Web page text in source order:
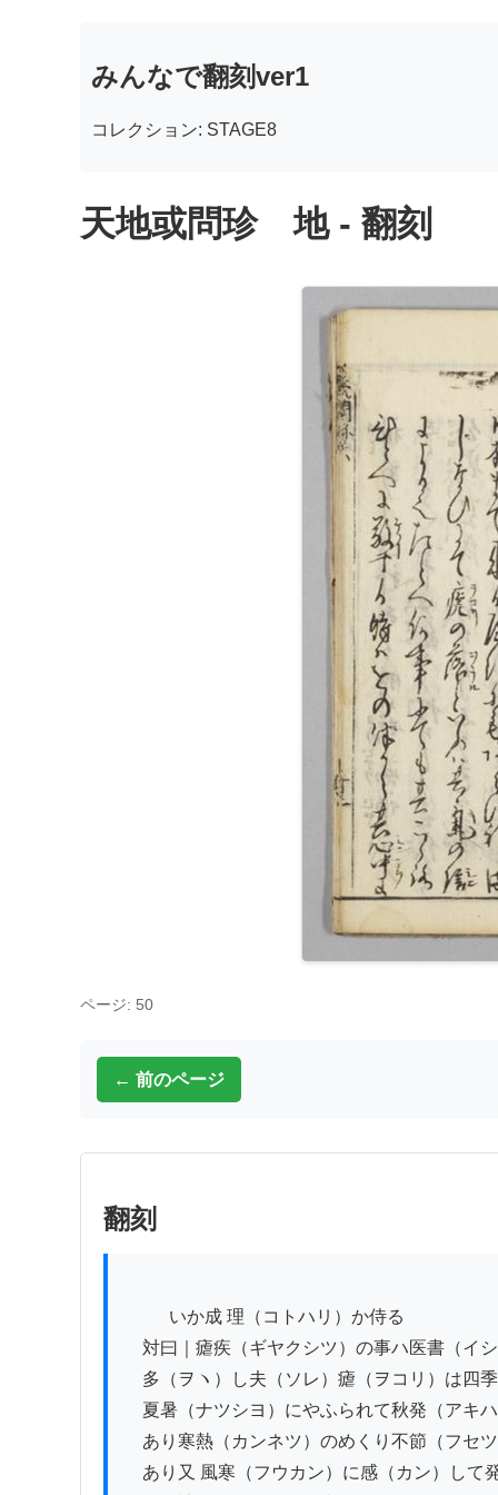
みんなで翻刻ver1
コレクション: STAGE8
天地或問珍 地 - 翻刻
ページ: 50
← 前のページ
翻刻
対曰｜瘧疾（ギヤクシツ）の事ハ医書（イ
多（ヲヽ）し夫（ソレ）瘧（ヲコリ）は四
夏暑（ナツシヨ）にやふられて秋発（アキ
あり寒熱（カンネツ）のめくり不節（フセ
あり又 風寒（フウカン）に感（カン）して